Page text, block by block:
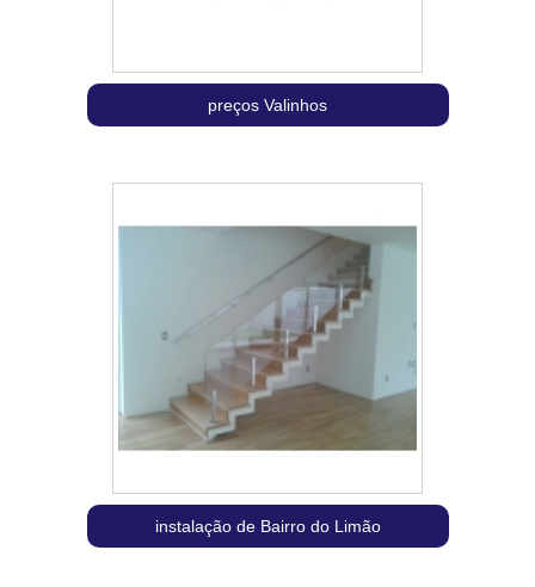
preços Valinhos
instalação de Bairro do Limão